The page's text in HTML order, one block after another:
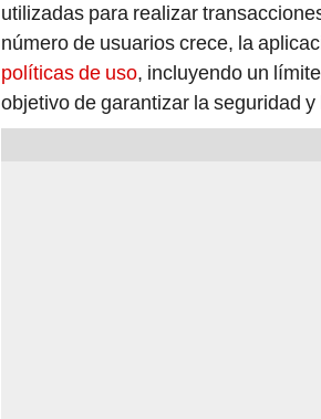
utilizadas para realizar
número de usuarios crece, la
políticas de uso, incluyendo un
objetivo de garantizar la seguridad